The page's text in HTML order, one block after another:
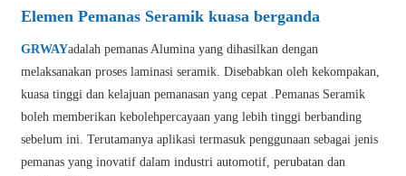
Elemen Pemanas Seramik kuasa berganda
GRWAYadalah pemanas Alumina yang dihasilkan dengan
melaksanakan proses laminasi seramik. Disebabkan oleh kekompakan,
kuasa tinggi dan kelajuan pemanasan yang cepat .Pemanas Seramik
boleh memberikan kebolehpercayaan yang lebih tinggi berbanding
sebelum ini. Terutamanya aplikasi termasuk penggunaan sebagai jenis
pemanas yang inovatif dalam industri automotif, perubatan dan